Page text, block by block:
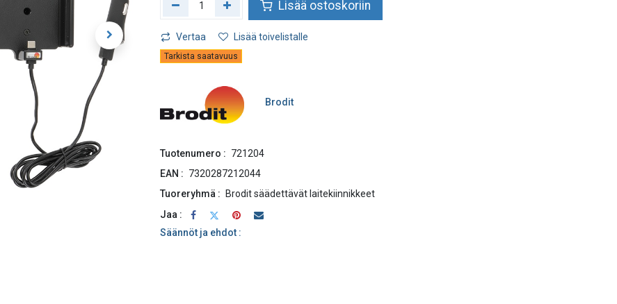
Lisää ostoskoriin
Vertaa Lisää toivelistalle
Tarkista saatavuus
Brodit
Tuotenumero : 721204
EAN : 7320287212044
Tuoreryhmä :
Brodit säädettävät laitekiinnikkeet
Jaa :
Säännöt ja ehdot :